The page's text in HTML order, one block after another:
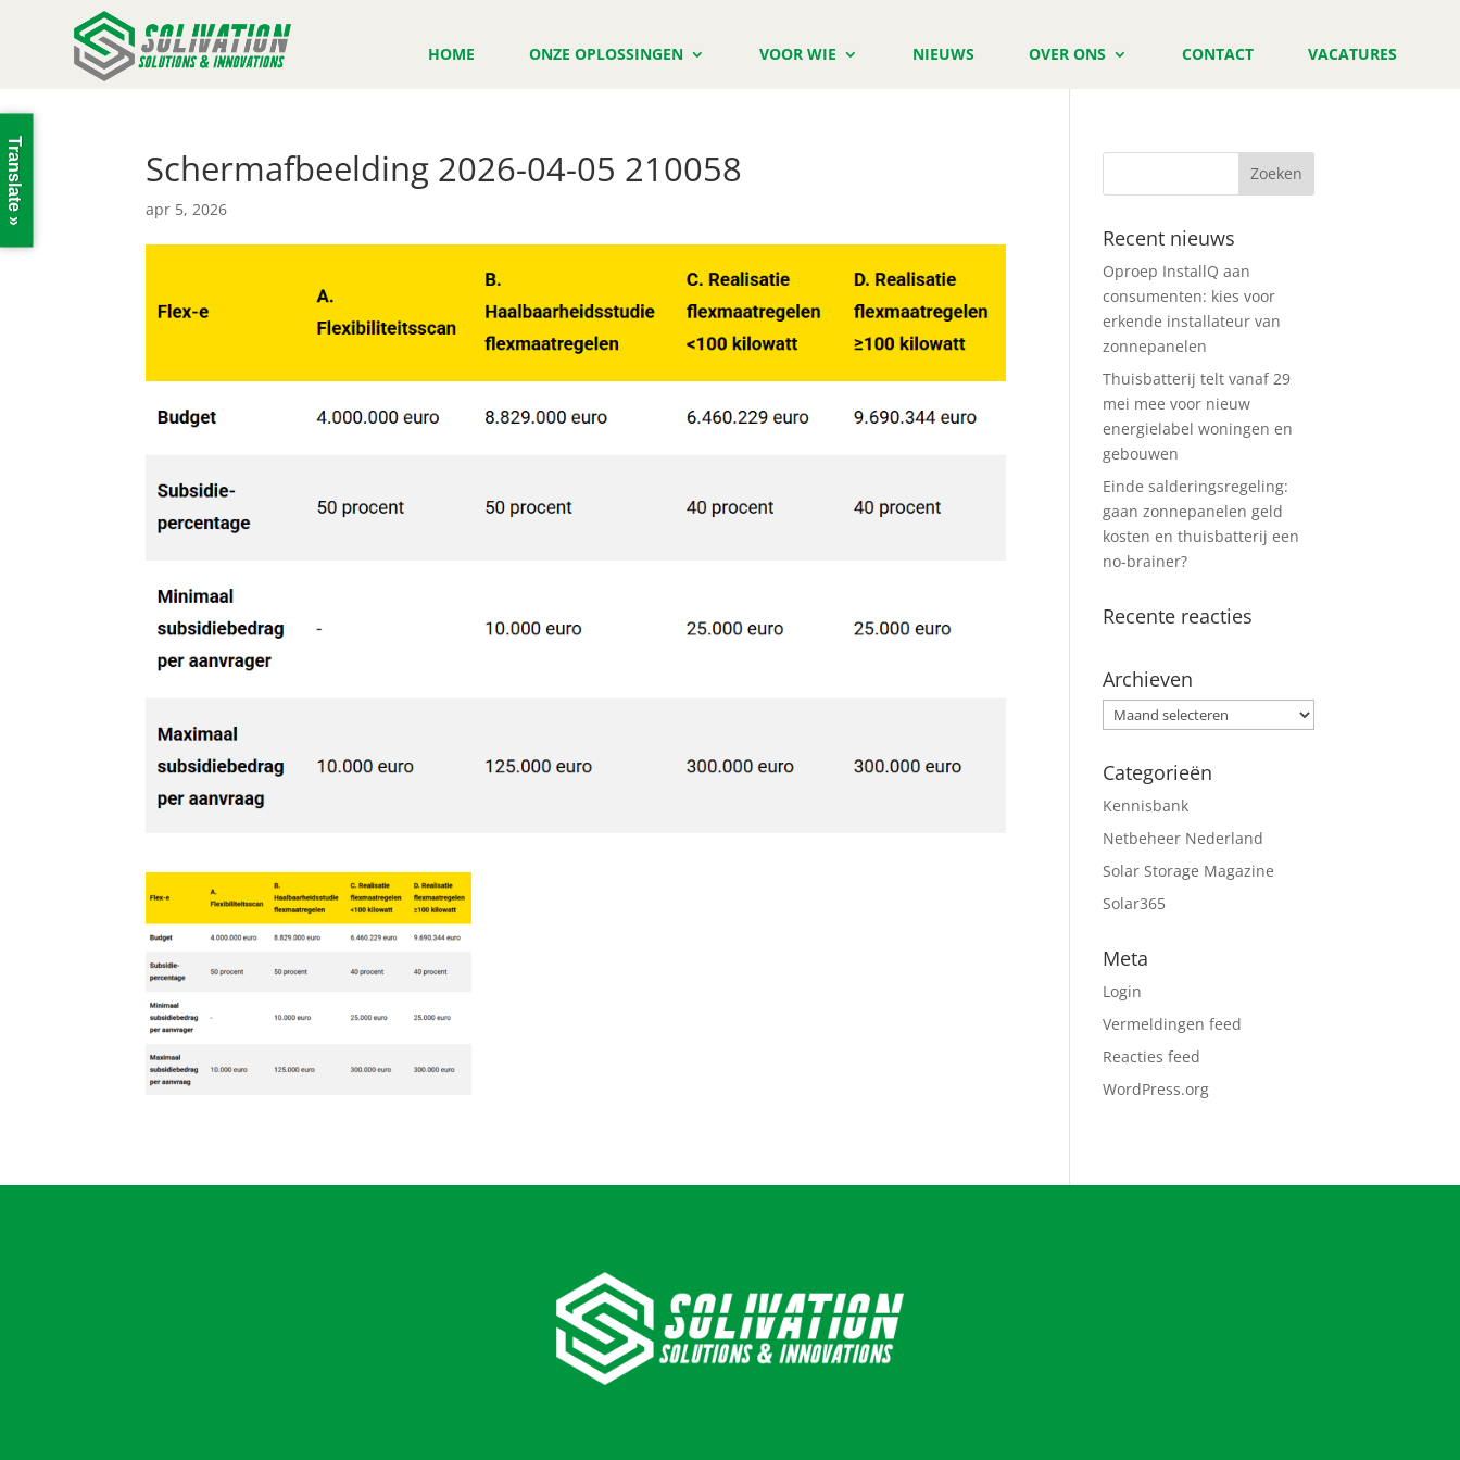
HOME ONZE OPLOSSINGEN VOOR WIE NIEUWS OVER ONS CONTACT VACATURES
Schermafbeelding 2026-04-05 210058
apr 5, 2026
Recent nieuws
Oproep InstallQ aan
consumenten: kies voor
erkende installateur van
zonnepanelen
Thuisbatterij telt vanaf 29
mei mee voor nieuw
energielabel woningen en
gebouwen
Einde salderingsregeling:
gaan zonnepanelen geld
kosten en thuisbatterij een
no-brainer?
Recente reacties
Archieven
Archieven
Categorieën
Kennisbank
Netbeheer Nederland
Solar Storage Magazine
Solar365
Meta
Login
Vermeldingen feed
Reacties feed
WordPress.org
Translate »